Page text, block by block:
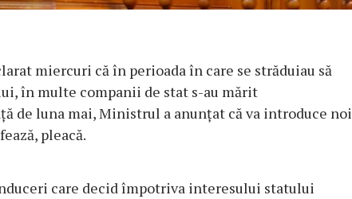
miercuri că în perioada în care se străduiau să
în multe companii de stat s-au mărit
de luna mai, Ministrul a anunţat că va introduce noi
pleacă.
care decid împotriva interesului statului